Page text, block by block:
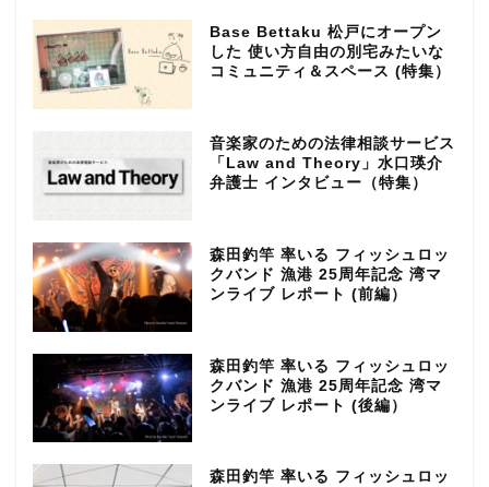
Base Bettaku 松戸にオープン
した 使い方自由の別宅みたいな
コミュニティ＆スペース (特集）
音楽家のための法律相談サービス
「Law and Theory」水口瑛介
弁護士 インタビュー（特集）
森田釣竿 率いる フィッシュロッ
クバンド 漁港 25周年記念 湾マ
ンライブ レポート (前編）
森田釣竿 率いる フィッシュロッ
クバンド 漁港 25周年記念 湾マ
ンライブ レポート (後編）
森田釣竿 率いる フィッシュロッ